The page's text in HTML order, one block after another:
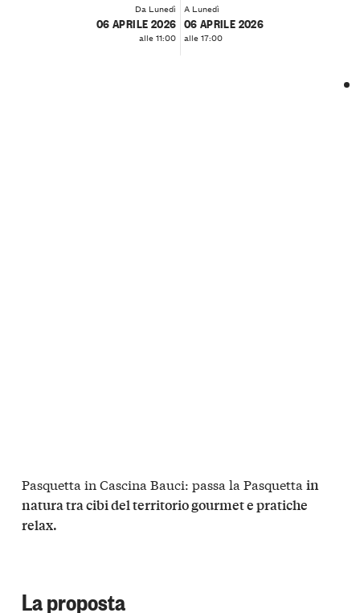
Da Lunedì
06 APRILE 2026
alle 11:00
A Lunedì
06 APRILE 2026
alle 17:00
Pasquetta in Cascina Bauci: passa la Pasquetta in
natura tra cibi del territorio gourmet e pratiche
relax.
La proposta